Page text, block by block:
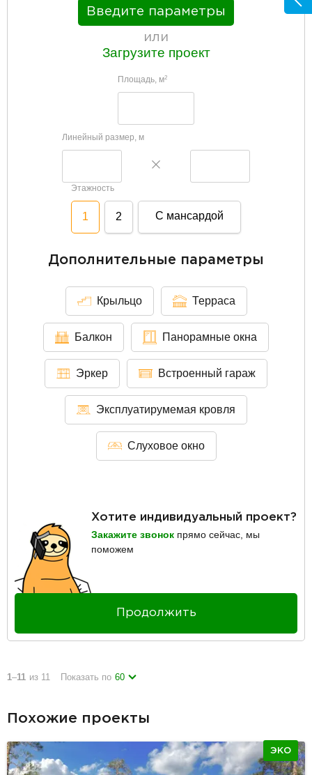
Введите параметры
или
Загрузите проект
Площадь, м2
Линейный размер, м
Этажность
1 2 С мансардой
Дополнительные параметры
Крыльцо Терраса
Балкон Панорамные окна
Эркер Встроенный гараж
Эксплуатирумемая кровля
Слуховое окно
Хотите индивидуальный проект?
Закажите звонок прямо сейчас, мы
поможем
Продолжить
1–11 из 11 Показать по 60
Похожие проекты
ЭКО